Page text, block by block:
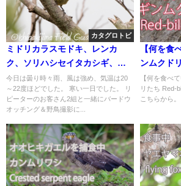
カタグロトビ
ミドリカラスモドキ、レンカ
ク、ソリハシセイタカシギ、カ
タグロトビ等など出会い盛り沢
山！！バードウオッチング＆野
鳥観察ツアー。
今日は曇り時々雨、風は強め、気温は20
～22度ほどでした。 寒い一日でした。 リ
ピーターのお客さん2組と一緒にバードウ
オッチング＆野鳥撮影に...
【何を食
ンムクド
Starling
【何を食べ
リたち Red-
こちらから